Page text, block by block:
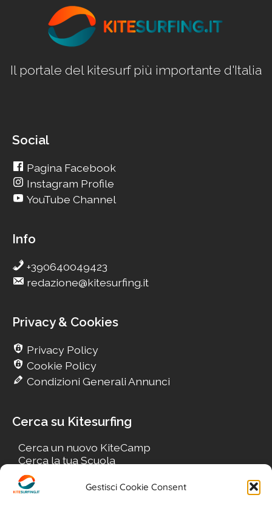
Gestisci Cookie Consent
Il portale del kitesurf più importante d'Italia
Social
Pagina Facebook
Instagram Profile
YouTube Channel
Info
+390640049423
redazione@kitesurfing.it
Privacy & Cookies
Privacy Policy
Cookie Policy
Condizioni Generali Annunci
Cerca su Kitesurfing
Cerca un nuovo KiteCamp
Cerca la tua Scuola
Cerca il tuo KiteSpot
Cerca Accommodation